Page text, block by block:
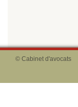
© Cabinet d'avocats